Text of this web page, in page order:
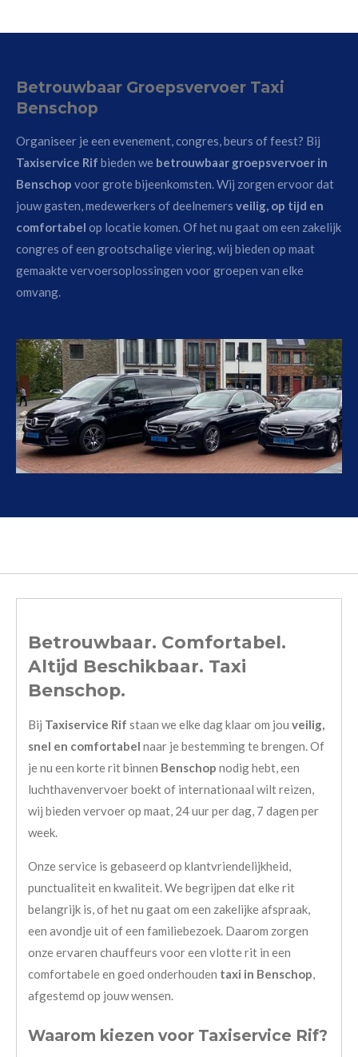
Betrouwbaar Groepsvervoer Taxi
Benschop
Organiseer je een evenement, congres, beurs of feest? Bij
Taxiservice Rif bieden we betrouwbaar groepsvervoer in
Benschop voor grote bijeenkomsten. Wij zorgen ervoor dat
jouw gasten, medewerkers of deelnemers veilig, op tijd en
comfortabel op locatie komen. Of het nu gaat om een zakelijk
congres of een grootschalige viering, wij bieden op maat
gemaakte vervoersoplossingen voor groepen van elke
omvang.
Betrouwbaar. Comfortabel.
Altijd Beschikbaar. Taxi
Benschop.
Bij Taxiservice Rif staan we elke dag klaar om jou veilig,
snel en comfortabel naar je bestemming te brengen. Of
je nu een korte rit binnen Benschop nodig hebt, een
luchthavenvervoer boekt of internationaal wilt reizen,
wij bieden vervoer op maat, 24 uur per dag, 7 dagen per
week.
Onze service is gebaseerd op klantvriendelijkheid,
punctualiteit en kwaliteit. We begrijpen dat elke rit
belangrijk is, of het nu gaat om een zakelijke afspraak,
een avondje uit of een familiebezoek. Daarom zorgen
onze ervaren chauffeurs voor een vlotte rit in een
comfortabele en goed onderhouden taxi in Benschop,
afgestemd op jouw wensen.
Waarom kiezen voor Taxiservice Rif?